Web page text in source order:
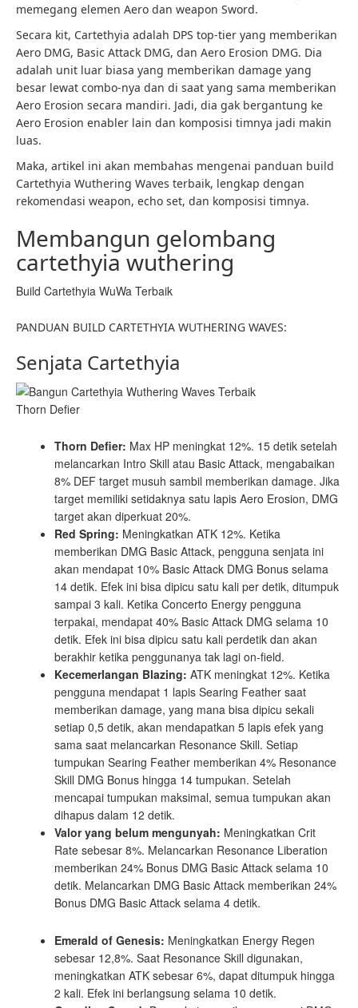
memegang elemen Aero dan weapon Sword.
Secara kit, Cartethyia adalah DPS top-tier yang memberikan
Aero DMG, Basic Attack DMG, dan Aero Erosion DMG. Dia
adalah unit luar biasa yang memberikan damage yang
besar lewat combo-nya dan di saat yang sama memberikan
Aero Erosion secara mandiri. Jadi, dia gak bergantung ke
Aero Erosion enabler lain dan komposisi timnya jadi makin
luas.
Maka, artikel ini akan membahas mengenai panduan build
Cartethyia Wuthering Waves terbaik, lengkap dengan
rekomendasi weapon, echo set, dan komposisi timnya.
Membangun gelombang
cartethyia wuthering
Build Cartethyia WuWa Terbaik
PANDUAN BUILD CARTETHYIA WUTHERING WAVES:
Senjata Cartethyia
Thorn Defier
Thorn Defier: Max HP meningkat 12%. 15 detik setelah
melancarkan Intro Skill atau Basic Attack, mengabaikan
8% DEF target musuh sambil memberikan damage. Jika
target memiliki setidaknya satu lapis Aero Erosion, DMG
target akan diperkuat 20%.
Red Spring: Meningkatkan ATK 12%. Ketika
memberikan DMG Basic Attack, pengguna senjata ini
akan mendapat 10% Basic Attack DMG Bonus selama
14 detik. Efek ini bisa dipicu satu kali per detik, ditumpuk
sampai 3 kali. Ketika Concerto Energy pengguna
terpakai, mendapat 40% Basic Attack DMG selama 10
detik. Efek ini bisa dipicu satu kali perdetik dan akan
berakhir ketika penggunanya tak lagi on-field.
Kecemerlangan Blazing: ATK meningkat 12%. Ketika
pengguna mendapat 1 lapis Searing Feather saat
memberikan damage, yang mana bisa dipicu sekali
setiap 0,5 detik, akan mendapatkan 5 lapis efek yang
sama saat melancarkan Resonance Skill. Setiap
tumpukan Searing Feather memberikan 4% Resonance
Skill DMG Bonus hingga 14 tumpukan. Setelah
mencapai tumpukan maksimal, semua tumpukan akan
dihapus dalam 12 detik.
Valor yang belum mengunyah: Meningkatkan Crit
Rate sebesar 8%. Melancarkan Resonance Liberation
memberikan 24% Bonus DMG Basic Attack selama 10
detik. Melancarkan DMG Basic Attack memberikan 24%
Bonus DMG Basic Attack selama 4 detik.
Emerald of Genesis: Meningkatkan Energy Regen
sebesar 12,8%. Saat Resonance Skill digunakan,
meningkatkan ATK sebesar 6%, dapat ditumpuk hingga
2 kali. Efek ini berlangsung selama 10 detik.